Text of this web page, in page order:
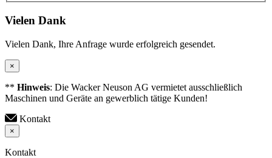
Vielen Dank
Vielen Dank, Ihre Anfrage wurde erfolgreich gesendet.
×
** Hinweis: Die Wacker Neuson AG vermietet ausschließlich
Maschinen und Geräte an gewerblich tätige Kunden!
Kontakt
×
Kontakt